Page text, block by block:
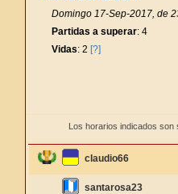
Domingo 17-Sep-2017, de
Partidas a superar: 4
Vidas: 2 [?]
Los horarios indicados
claudio66
santarosa23